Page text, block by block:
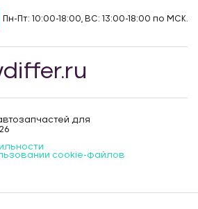
Пн-Пт: 10:00-18:00, ВС: 13:00-18:00 по МСК.
для
cookie-файлов